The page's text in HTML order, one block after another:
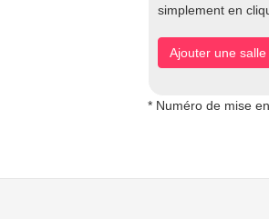
simplement en
Ajouter une
* Numéro de mise